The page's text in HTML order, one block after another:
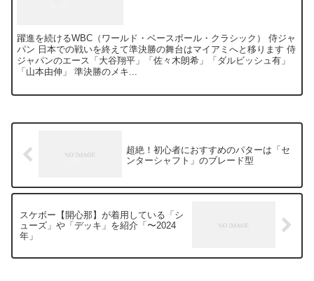
躍進を続けるWBC（ワールド・ベースボール・クラシック） 侍ジャ
パン 日本での戦いを終えて準決勝の舞台はマイアミへと移ります 侍
ジャパンのエース「大谷翔平」「佐々木朗希」「ダルビッシュ有」
「山本由伸」 準決勝のメキ...
超絶！初心者におすすめのパターは「セ
ンターシャフト」のブレード型
スケボー【開心那】が着用している「シ
ューズ」や「デッキ」を紹介「〜2024
年」